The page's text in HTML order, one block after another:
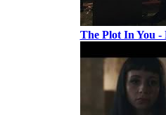
The Plot In You -